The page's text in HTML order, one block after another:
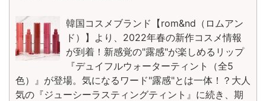
韓国コスメブランド【rom&nd（ロムアン
ド）】より、2022年春の新作コスメ情報
が到着！新感覚の"露感"が楽しめるリップ
『デュイフルウォーターティント（全5
色）』が登場。気になるワード"露感"とは一体！？大人
気の『ジューシーラスティングティント』に続き、期